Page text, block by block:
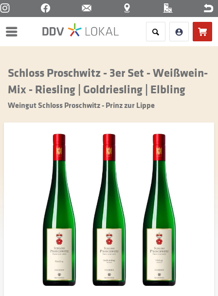
Menü
Schloss Proschwitz - 3er Set - Weißwein-
Mix - Riesling | Goldriesling | Elbling
Weingut Schloss Proschwitz - Prinz zur Lippe